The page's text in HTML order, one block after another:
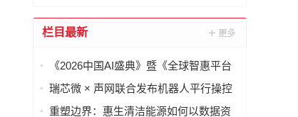
栏目最新
《2026中国AI盛典》暨《全球智惠平台
·AI语料场景合作清单》在上海启动
瑞芯微 × 声网联合发布机器人平行操控
一体化解决方案
重塑边界：惠生清洁能源如何以数据资